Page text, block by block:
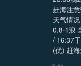
赶海注意安
天气情
0.8-1浪
/ 16:37
(优) 赶